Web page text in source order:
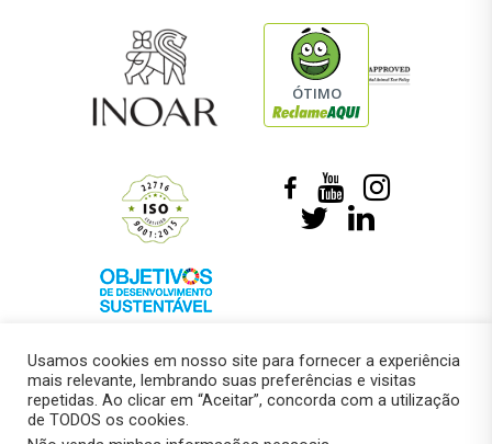
ÓTIMO
© 2018 –Marcelo Roberto Pressi
Usamos cookies em nosso site para fornecer a experiência
mais relevante, lembrando suas preferências e visitas
repetidas. Ao clicar em “Aceitar”, concorda com a utilização
de TODOS os cookies.